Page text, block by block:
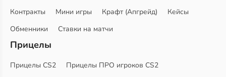
Контракты
Мини игры Крафт (Апгрейд)
Кейсы
Обменники
Ставки на матчи
Прицелы
Прицелы CS2
Прицелы ПРО игроков CS2